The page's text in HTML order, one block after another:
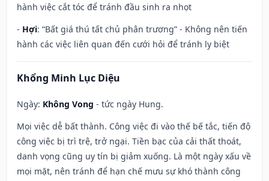
hành việc cắt tóc để tránh đầu sinh ra nhọt
- Hợi: “Bất giá thú tất chủ phân trương” - Không nên tiến
hành các việc liên quan đến cưới hỏi để tránh ly biệt
Khổng Minh Lục Diệu
Ngày: Không Vong - tức ngày Hung.
Mọi việc dễ bất thành. Công việc đi vào thế bế tắc, tiến độ
công việc bị trì trệ, trở ngại. Tiền bạc của cải thất thoát,
danh vọng cũng uy tín bị giảm xuống. Là một ngày xấu về
mọi mặt, nên tránh để hạn chế mưu sự khó thành công